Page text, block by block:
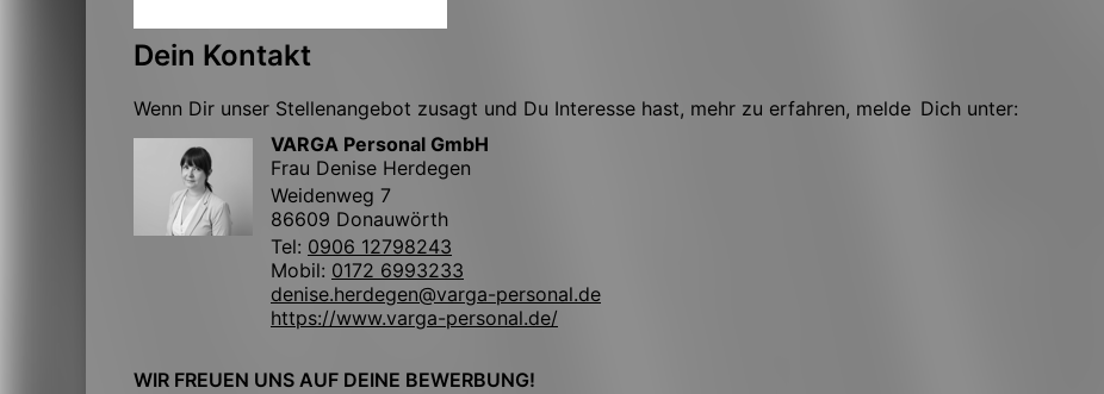
Dein Kontakt
Wenn Dir unser Stellenangebot zusagt und Du Interesse hast, mehr zu erfahren, melde Dich unter:
VARGA Personal GmbH
Frau Denise Herdegen
Weidenweg 7
86609 Donauwörth
Tel: 0906 12798243
Mobil: 0172 6993233
denise.herdegen@varga-personal.de
https://www.varga-personal.de/
WIR FREUEN UNS AUF DEINE BEWERBUNG!